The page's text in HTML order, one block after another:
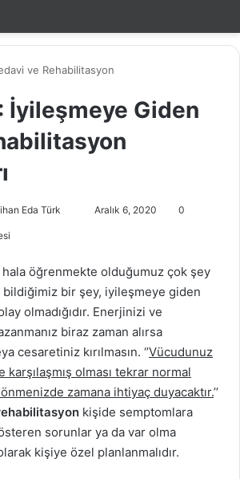
ve Rehabilitasyon
İyileşmeye Giden
Eda Türk
e
-
p
d
Aralık 6, 2020 0
hala öğrenmekte olduğumuz çok şey
bir şey, iyileşmeye giden
olmadığıdır. Enerjinizi ve
biraz zaman alırsa
cesaretiniz kırılmasın. ‘’Vücudunuz
olması tekrar normal
zamana ihtiyaç duyacaktır.’’
kişide semptomlara
sorunlar ya da var olma
kişiye özel planlanmalıdır.